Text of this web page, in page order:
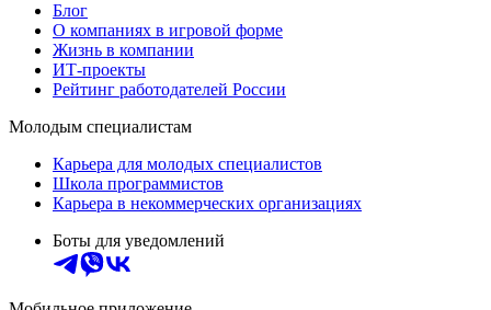
Блог
О компаниях в игровой форме
Жизнь в компании
ИТ-проекты
Рейтинг работодателей России
Молодым специалистам
Карьера для молодых специалистов
Школа программистов
Карьера в некоммерческих организациях
Боты для уведомлений